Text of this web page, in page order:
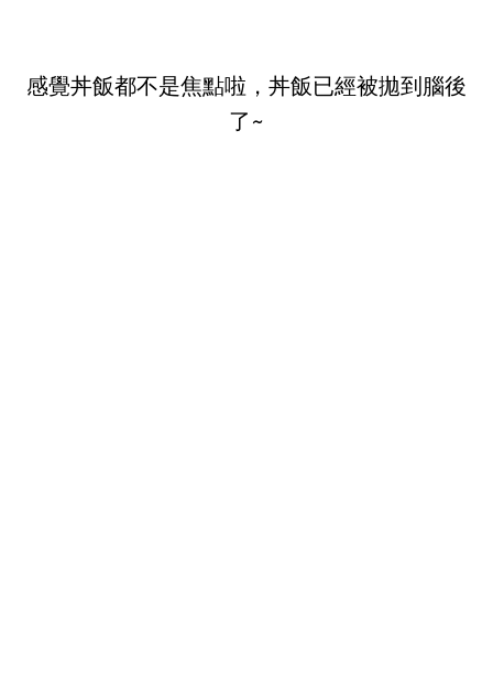
感覺丼飯都不是焦點啦，丼飯已經被拋到腦後
了~